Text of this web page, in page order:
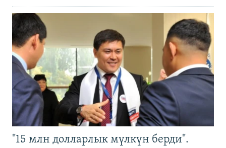
"15 млн долларлык мүлкүн берди".